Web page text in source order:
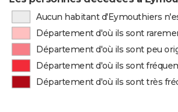
Aucun habitant d'Eymouthiers
Département d'où ils sont
Département d'où ils sont peu
Département d'où ils sont
Département d'où ils sont très